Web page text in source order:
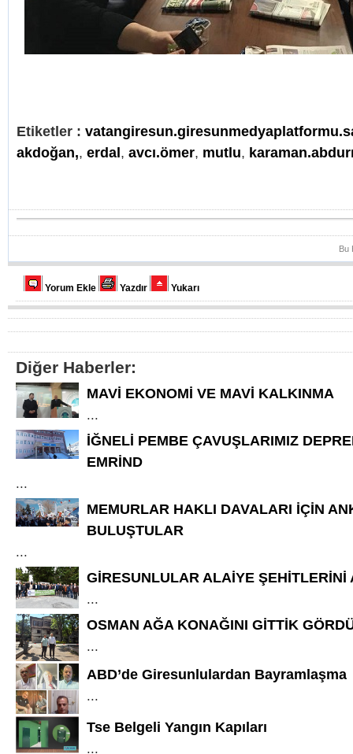
Etiketler :
akdoğan,, erdal, avcı.ömer, mutlu,
Bu
Yorum Ekle Yazdır Yukarı
Diğer Haberler:
MAVİ EKONOMİ VE MAVİ KALKINMA
...
İĞNELİ PEMBE ÇAVUŞLARIMIZ
EMRİND
...
MEMURLAR HAKLI DAVALARI İÇİN
BULUŞTULAR
...
GİRESUNLULAR ALAİYE ŞEHİTLERİNİ
...
OSMAN AĞA KONAĞINI GİTTİK
...
ABD’de Giresunlulardan Bayramlaşma
...
Tse Belgeli Yangın Kapıları
...